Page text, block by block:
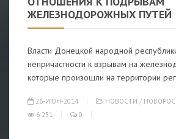
ЖЕЛЕЗНОДОРОЖНЫХ ПУТЕЙ
Власти Донецкой народной
непричастности к взрывам на
которые произошли на территории
26-ИЮН-2014 НОВОСТИ /
6 251
0